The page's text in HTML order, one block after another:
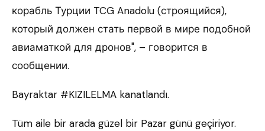
корабль Турции TCG Anadolu (строящийся),
который должен стать первой в мире подобной
авиаматкой для дронов", – говорится в
сообщении.
Bayraktar #KIZILELMA kanatlandı.
Tüm aile bir arada güzel bir Pazar günü geçiriyor.